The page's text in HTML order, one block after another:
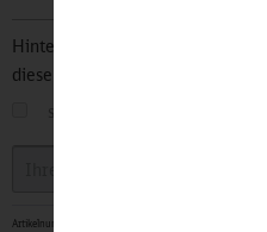
Hinterlegen Sie Ihre Email
diesen Artikel informiert.
Artikelnummer: